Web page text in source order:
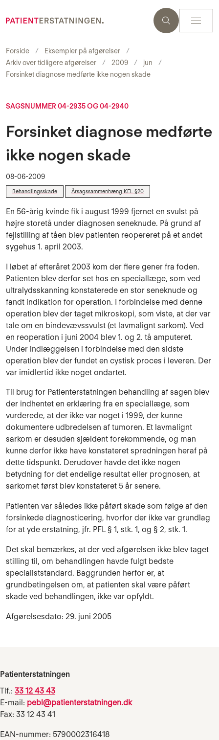
Forside
Eksempler på afgørelser
Arkiv over tidligere afgørelser
2009
jun
Forsinket diagnose medførte ikke nogen skade
SAGSNUMMER 04-2935 OG 04-2940
Forsinket diagnose medførte
ikke nogen skade
08-06-2009
Behandlingsskade Årsagssammenhæng KEL §20
En 56-årig kvinde fik i august 1999 fjernet en svulst på
højre storetå under diagnosen seneknude. På grund af
fejlstilling af tåen blev patienten reopereret på et andet
sygehus 1. april 2003.
I løbet af efteråret 2003 kom der flere gener fra foden.
Patienten blev derfor set hos en speciallæge, som ved
ultralydsskanning konstaterede en stor seneknude og
fandt indikation for operation. I forbindelse med denne
operation blev der taget mikroskopi, som viste, at der var
tale om en bindevævssvulst (et lavmalignt sarkom). Ved
en reoperation i juni 2004 blev 1. og 2. tå amputeret.
Under indlæggelsen i forbindelse med den sidste
operation blev der fundet en cystisk proces i leveren. Der
var imidlertid ikke noget ondartet.
Til brug for Patienterstatningen behandling af sagen blev
der indhentet en erklæring fra en speciallæge, som
vurderede, at der ikke var noget i 1999, der kunne
dokumentere udbredelsen af tumoren. Et lavmalignt
sarkom er desuden sjældent forekommende, og man
kunne derfor ikke have konstateret spredningen heraf på
dette tidspunkt. Derudover havde det ikke nogen
betydning for det endelige resultat eller prognosen, at
sarkomet først blev konstateret 5 år senere.
Patienten var således ikke påført skade som følge af den
forsinkede diagnosticering, hvorfor der ikke var grundlag
for at yde erstatning, jfr. PFL § 1, stk. 1, og § 2, stk. 1.
Det skal bemærkes, at der ved afgørelsen ikke blev taget
stilling til, om behandlingen havde fulgt bedste
specialiststandard. Baggrunden herfor er, at
grundbetingelsen om, at patienten skal være påført
skade ved behandlingen, ikke var opfyldt.
Afgørelsesdato: 29. juni 2005
Patienterstatningen
Tlf.: 33 12 43 43
E-mail: pebl@patienterstatningen.dk
Fax: 33 12 43 41
EAN-nummer: 5790002316418